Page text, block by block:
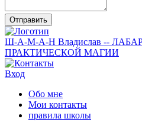
Отправить
Ш-А-М-А-Н Владислав --
ПРАКТИЧЕСКОЙ МАГИИ
Вход
Обо мне
Мои контакты
правила школы